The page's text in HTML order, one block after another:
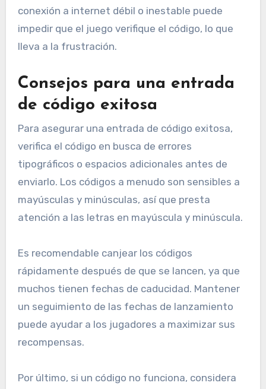
conexión a internet débil o inestable puede
impedir que el juego verifique el código, lo que
lleva a la frustración.
Consejos para una entrada
de código exitosa
Para asegurar una entrada de código exitosa,
verifica el código en busca de errores
tipográficos o espacios adicionales antes de
enviarlo. Los códigos a menudo son sensibles a
mayúsculas y minúsculas, así que presta
atención a las letras en mayúscula y minúscula.
Es recomendable canjear los códigos
rápidamente después de que se lancen, ya que
muchos tienen fechas de caducidad. Mantener
un seguimiento de las fechas de lanzamiento
puede ayudar a los jugadores a maximizar sus
recompensas.
Por último, si un código no funciona, considera